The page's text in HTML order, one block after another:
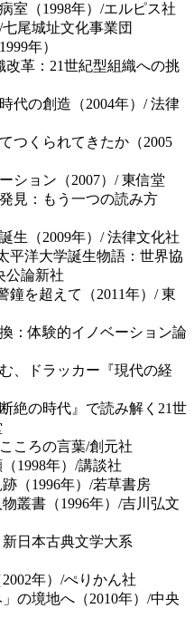
（1998年）/エルピス社
尾城址文化事業団
年）
革：21世紀型組織への挑
（2004年）/ 法律
れてきたか（2005
（2007）/ 東信堂
う一つの読み方
年）/ 法律文化社
誕生物語：世界協
公論新社
て（2011年）/ 東
イノベーション論
ッカー『現代の経
』で読み解く21世
ころの言葉/創元社
年）/講談社
年）/若草書房
1996年）/吉川弘文
典文学大系
/ぺりかん社
へ（2010年）/中央